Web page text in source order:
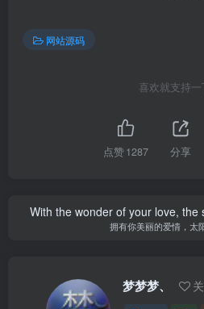
网站源码
喜欢就支持
点赞1287 分享
With the wonder of your love, the
拥有你美丽的爱情，太
梦梦梦、